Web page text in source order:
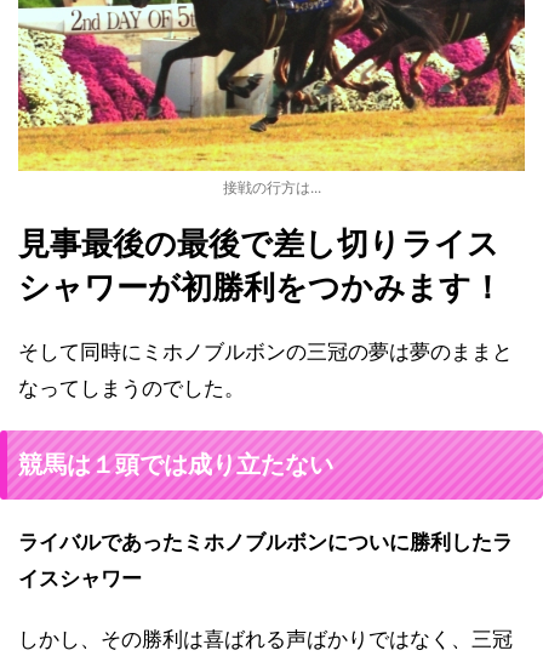
接戦の行方は...
見事最後の最後で差し切りライス
シャワーが初勝利をつかみます！
そして同時にミホノブルボンの三冠の夢は夢のままと
なってしまうのでした。
競馬は１頭では成り立たない
ライバルであったミホノブルボンについに勝利したラ
イスシャワー
しかし、その勝利は喜ばれる声ばかりではなく、三冠